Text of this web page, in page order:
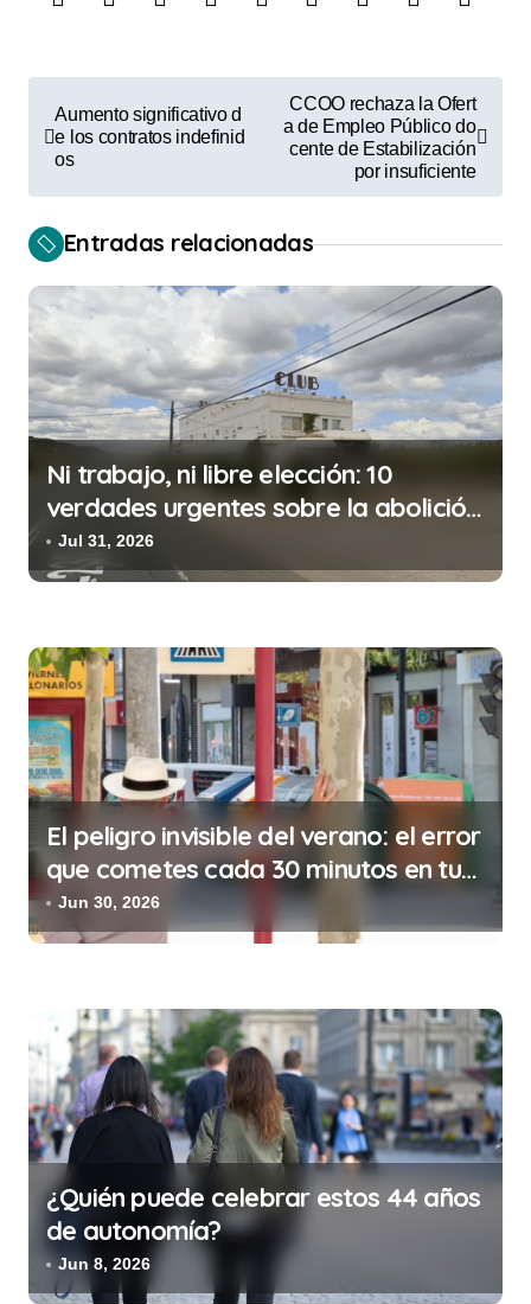
a
g
a
c
i
ó
n
d
e
e
t
r
a
d
a
s
Aumento significativo d
e los contratos indefinid
os
CCOO rechaza la Ofert
a de Empleo Público do
cente de Estabilización
por insuficiente
Entradas relacionadas
Ni trabajo, ni libre elección: 10
verdades urgentes sobre la abolición
de la prostitución
Jul 31, 2026
El peligro invisible del verano: el error
que cometes cada 30 minutos en tu
trabajo (y la ilegalidad que te puede
costar la vida)
Jun 30, 2026
¿Quién puede celebrar estos 44 años
de autonomía?
Jun 8, 2026